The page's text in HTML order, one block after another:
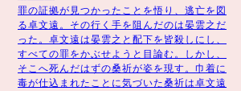
人の魅力漂う先生と頼りがいMAXの同
ートな女学生との恋のトライアングル
"華流ラブコメの女王"として君臨する
罪の証拠が見つかったことを悟り、逃亡を図
る卓文遠。その行く手を阻んだのは晏雲之だ
った。卓文遠は晏雲之と配下を皆殺しにし、
すべての罪をかぶせようと目論む。しかし、
そこへ死んだはずの桑祈が姿を現す。巾着に
毒が仕込まれたことに気づいた桑祈は卓文遠